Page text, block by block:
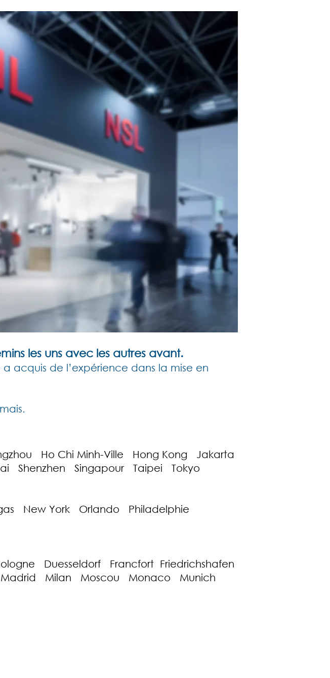
les uns avec les autres avant.
acquis de l’expérience dans la mise en
Ho Chi Minh-Ville Hong Kong Jakarta
Shenzhen Singapour Taipei Tokyo
New York Orlando Philadelphie
Duesseldorf Francfort Friedrichshafen
Milan Moscou Monaco Munich